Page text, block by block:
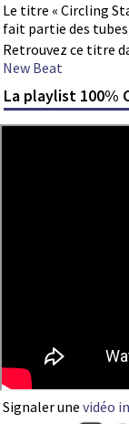
Le titre « Circling
fait partie des
Retrouvez ce titre
New Beat
La playlist 100%
Signaler une vidéo